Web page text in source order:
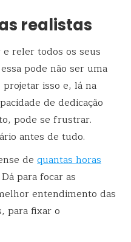
realistas
reler todos os seus
pode não ser uma
isso e, lá na
de dedicação
pode se frustrar.
antes de tudo.
de quantas horas
para focar as
entendimento das
para fixar o